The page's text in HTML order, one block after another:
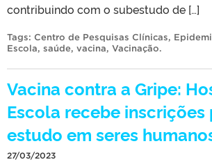
contribuindo com o subestudo de […]
Tags: Centro de Pesquisas Clínicas,
Escola, saúde, vacina, Vacinação.
Vacina contra a Gripe:
Escola recebe inscrições
estudo em seres
27/03/2023